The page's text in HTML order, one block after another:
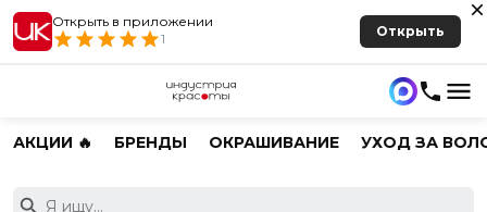
Открыть в приложении
1
Открыть
АКЦИИ 🔥 БРЕНДЫ ОКРАШИВАНИЕ УХОД ЗА